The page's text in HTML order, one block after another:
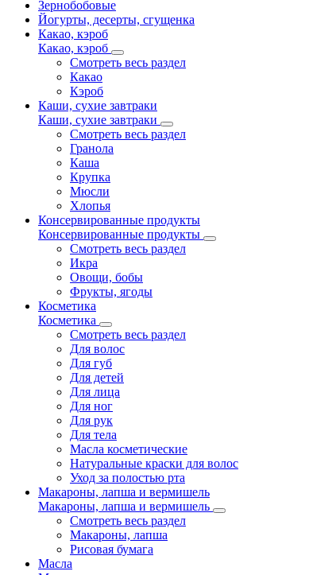
Зернобобовые
Йогурты, десерты, сгущенка
Какао, кэроб
Какао, кэроб
Смотреть весь раздел
Какао
Кэроб
Каши, сухие завтраки
Каши, сухие завтраки
Смотреть весь раздел
Гранола
Каша
Крупка
Мюсли
Хлопья
Консервированные продукты
Консервированные продукты
Смотреть весь раздел
Икра
Овощи, бобы
Фрукты, ягоды
Косметика
Косметика
Смотреть весь раздел
Для волос
Для губ
Для детей
Для лица
Для ног
Для рук
Для тела
Масла косметические
Натуральные краски для волос
Уход за полостью рта
Макароны, лапша и вермишель
Макароны, лапша и вермишель
Смотреть весь раздел
Макароны, лапша
Рисовая бумага
Масла